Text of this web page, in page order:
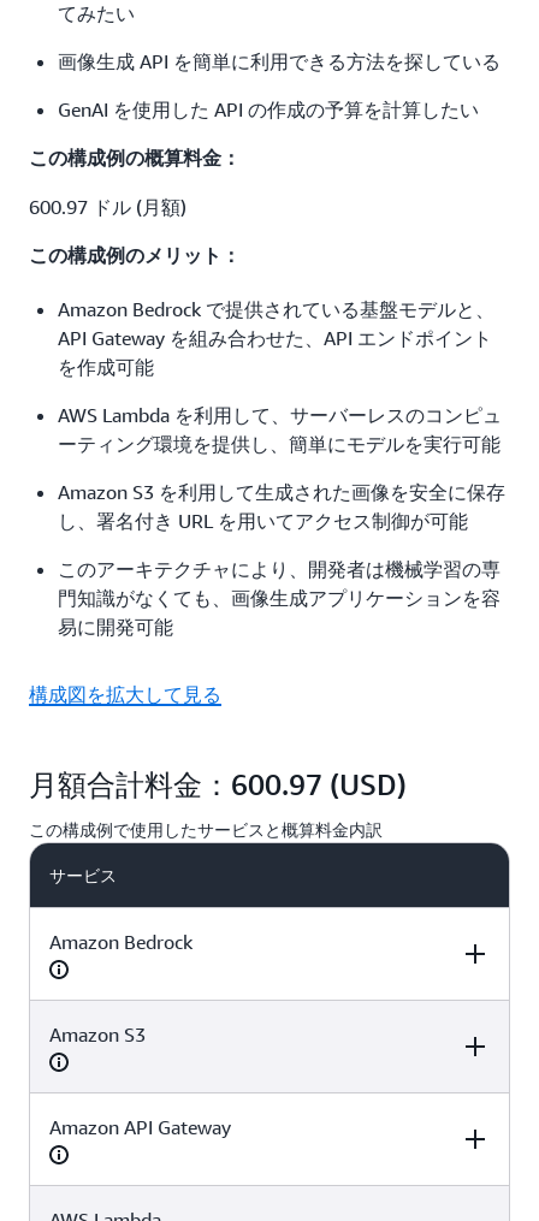
てみたい
画像生成 API を簡単に利用できる方法を探している
GenAI を使用した API の作成の予算を計算したい
この構成例の概算料金：
600.97 ドル (月額)
この構成例のメリット：
Amazon Bedrock で提供されている基盤モデルと、
API Gateway を組み合わせた、API エンドポイント
を作成可能
AWS Lambda を利用して、サーバーレスのコンピュ
ーティング環境を提供し、簡単にモデルを実行可能
Amazon S3 を利用して生成された画像を安全に保存
し、署名付き URL を用いてアクセス制御が可能
このアーキテクチャにより、開発者は機械学習の専
門知識がなくても、画像生成アプリケーションを容
易に開発可能
構成図を拡大して見る
月額合計料金：600.97 (USD)
この構成例で使用したサービスと概算料金内訳
サービス
Amazon Bedrock
項目
Canvas 画像生成
0.04 USD/枚
Amazon S3
項目
Amazon API Gateway